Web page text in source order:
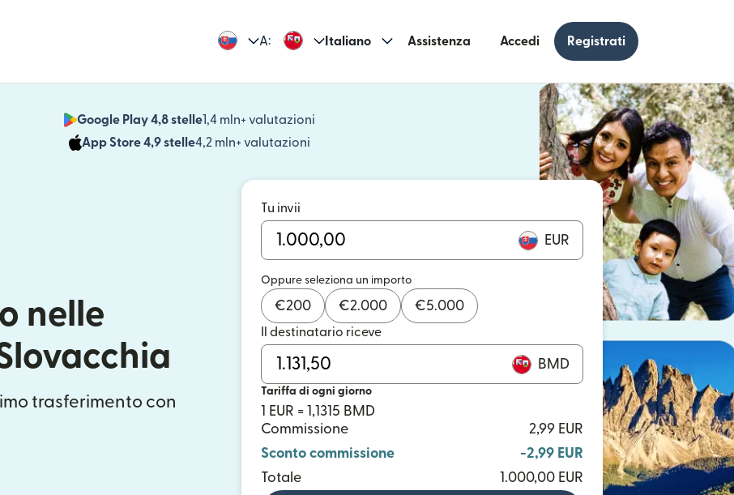
A: Italiano Assistenza Accedi Registrati
Google Play 4,8 stelle1,4 mln+ valutazioni
App Store 4,9 stelle4,2 mln+ valutazioni
nelle
trasferimento con
Tu invii
EUR
Oppure seleziona un importo
€200 €2.000 €5.000
Il destinatario riceve
BMD
Tariffa di ogni giorno
1 EUR = 1,1315 BMD
Commissione
2,99 EUR
Sconto commissione
-2,99 EUR
Totale
1.000,00 EUR